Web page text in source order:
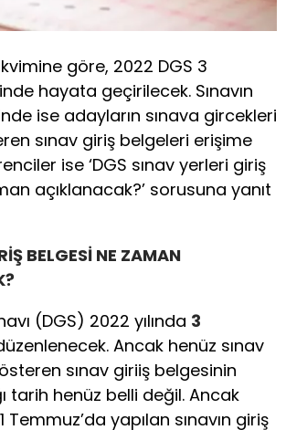
göre, 2022 DGS 3
hayata geçirilecek. Sınavın
ise adayların sınava gircekleri
sınav giriş belgeleri erişime
ise ‘DGS sınav yerleri giriş
açıklanacak?’ sorusuna yanıt
BELGESİ NE ZAMAN
(DGS) 2022 yılında 3
Ancak henüz sınav
sınav giriiş belgesinin
tarih henüz belli değil. Ancak
Temmuz’da yapılan sınavın giriş